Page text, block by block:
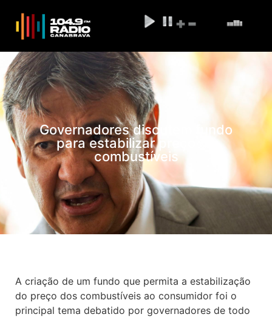
Governadores discutem fundo
para estabilizar preço de
combustíveis
A criação de um fundo que permita a estabilização
do preço dos combustíveis ao consumidor foi o
principal tema debatido por governadores de todo